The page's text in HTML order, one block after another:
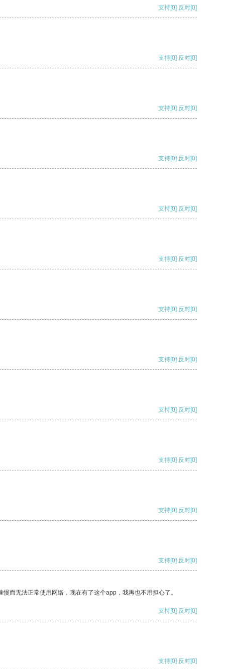
支持[0] 反对[0]
支持[0] 反对[0]
支持[0] 反对[0]
支持[0] 反对[0]
支持[0] 反对[0]
支持[0] 反对[0]
支持[0] 反对[0]
支持[0] 反对[0]
支持[0] 反对[0]
支持[0] 反对[0]
支持[0] 反对[0]
支持[0] 反对[0]
而无法正常使用网络，现在有了这个app，我再也不用担心了。
支持[0] 反对[0]
支持[0] 反对[0]